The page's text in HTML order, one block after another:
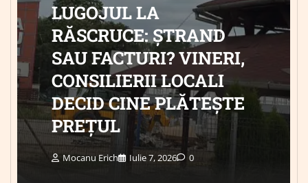
LUGOJUL LA
RĂSCRUCE: ȘTRAND
SAU FACTURI? VINERI,
CONSILIERII LOCALI
DECID CINE PLĂTEȘTE
PREȚUL
Mocanu Erich Iulie 7, 2026 0